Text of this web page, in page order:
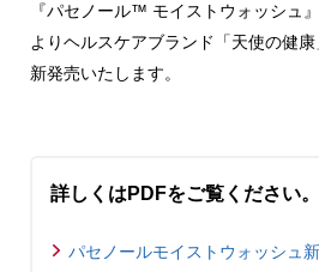
『パセノール™ モイストウォッシュ
よりヘルスケアブランド「天使の健
新発売いたします。
詳しくはPDFをご覧ください。
パセノールモイストウォッシュ